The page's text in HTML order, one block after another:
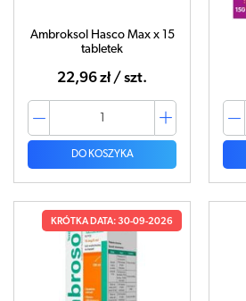
Ambroksol Hasco Max x 15
tabletek
22,96 zł / szt.
DO KOSZYKA
KRÓTKA DATA: 30-09-2026